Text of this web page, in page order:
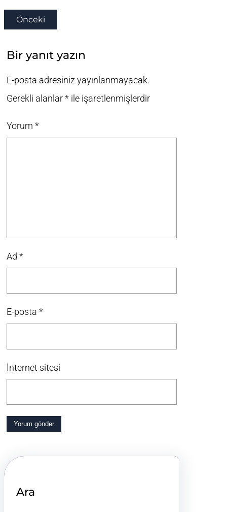
Önceki
Bir yanıt yazın
E-posta adresiniz yayınlanmayacak.
Gerekli alanlar* ile işaretlenmişlerdir
Yorum *
Ad *
E-posta *
İnternet sitesi
Ara